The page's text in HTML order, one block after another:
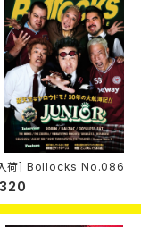
荷] Bollocks No.086